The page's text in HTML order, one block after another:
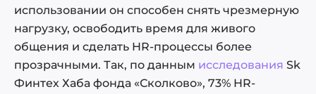
использовании он способен снять чрезмерную
нагрузку, освободить время для живого
общения и сделать HR-процессы более
прозрачными. Так, по данным исследования Sk
Финтех Хаба фонда «Сколково», 73% HR-